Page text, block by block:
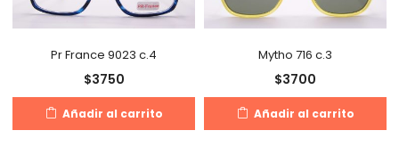
Pr France 9023 c.4
$3750
Añadir al carrito
Mytho 716 c.3
$3700
Añadir al carrito